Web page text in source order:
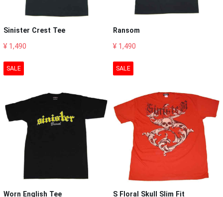
Sinister Crest Tee
¥ 1,490
Ransom
¥ 1,490
SALE
Worn English Tee
SALE
S Floral Skull Slim Fit